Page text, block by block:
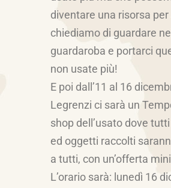
diventare una risorsa per
chiediamo di guardare
guardaroba e portarci
non usate più!
E poi dall’11 al 16
Legrenzi ci sarà un
shop dell’usato dove
ed oggetti raccolti
a tutti, con un’offerta
L’orario sarà: lunedì 16